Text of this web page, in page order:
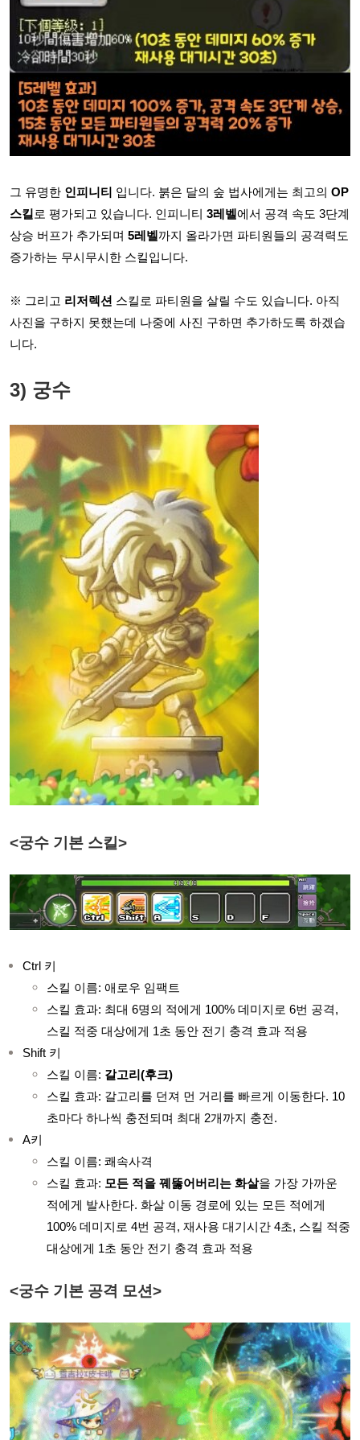
그 유명한 인피니티 입니다. 붉은 달의 숲 법사에게는 최고의 OP
스킬 로 평가되고 있습니다. 인피니티 3레벨에서 공격 속도 3단계
상승 버프가 추가되며 5레벨까지 올라가면 파티원들의 공격력도
증가하는 무시무시한 스킬입니다.
※ 그리고 리저렉션 스킬로 파티원을 살릴 수도 있습니다. 아직
사진을 구하지 못했는데 나중에 사진 구하면 추가하도록 하겠습
니다.
3) 궁수
<궁수 기본 스킬>
Ctrl 키
스킬 이름: 애로우 임팩트
스킬 효과: 최대 6명의 적에게 100% 데미지로 6번 공격,
스킬 적중 대상에게 1초 동안 전기 충격 효과 적용
Shift 키
스킬 이름: 갈고리(후크)
스킬 효과: 갈고리를 던져 먼 거리를 빠르게 이동한다. 10
초마다 하나씩 충전되며 최대 2개까지 충전.
A키
스킬 이름: 쾌속사격
스킬 효과: 모든 적을 꿰뚫어버리는 화살을 가장 가까운
적에게 발사한다. 화살 이동 경로에 있는 모든 적에게
100% 데미지로 4번 공격, 재사용 대기시간 4초, 스킬 적중
대상에게 1초 동안 전기 충격 효과 적용
<궁수 기본 공격 모션>